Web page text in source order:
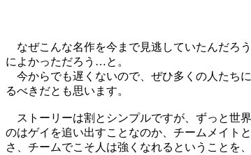
なぜこんな名作を今まで見逃していたんだろ
によかっただろう…と。
今からでも遅くないので、ぜひ多くの人たち
るべきだとも思います。
ストーリーは割とシンプルですが、ずっと世
のはゲイを追い出すことなのか、チームメイト
さ、チームでこそ人は強くなれるということを